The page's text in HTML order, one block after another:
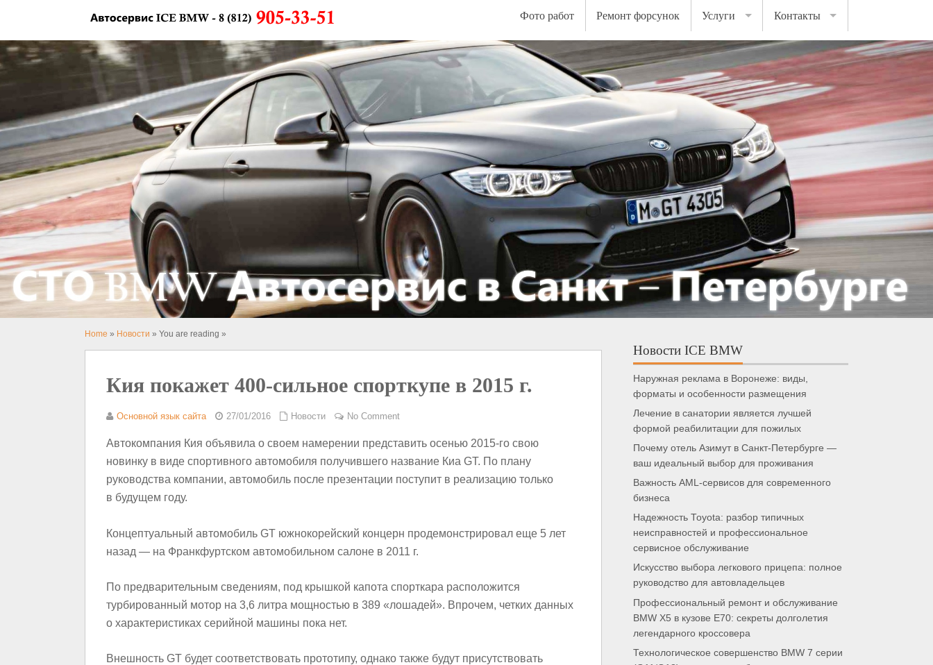
Фото работ Ремонт форсунок Услуги Контакты
Home » Новости » You are reading »
Кия покажет 400-сильное спорткупе в 2015 г.
Основной язык сайта 27/01/2016 Новости No Comment
Автокомпания Кия объявила о своем намерении представить осенью 2015-го свою
новинку в виде спортивного автомобиля получившего название Киа GT. По плану
руководства компании, автомобиль после презентации поступит в реализацию только
в будущем году.
Концептуальный автомобиль GT южнокорейский концерн продемонстрировал еще 5 лет
назад — на Франкфуртском автомобильном салоне в 2011 г.
По предварительным сведениям, под крышкой капота спорткара расположится
турбированный мотор на 3,6 литра мощностью в 389 «лошадей». Впрочем, четких данных
о характеристиках серийной машины пока нет.
Внешность GT будет соответствовать прототипу, однако также будут присутствовать
Новости ICE BMW
Наружная реклама в Воронеже: виды,
форматы и особенности размещения
Лечение в санатории является лучшей
формой реабилитации для пожилых
Почему отель Азимут в Санкт-Петербурге —
ваш идеальный выбор для проживания
Важность AML-сервисов для современного
бизнеса
Надежность Toyota: разбор типичных
неисправностей и профессиональное
сервисное обслуживание
Искусство выбора легкового прицепа: полное
руководство для автовладельцев
Профессиональный ремонт и обслуживание
BMW X5 в кузове E70: секреты долголетия
легендарного кроссовера
Технологическое совершенство BMW 7 серии